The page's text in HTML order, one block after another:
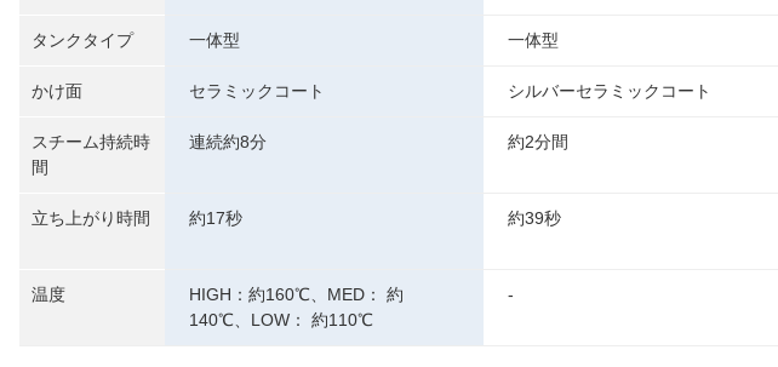
タンクタイプ
かけ面
スチーム持続時
間
立ち上がり時間
温度
一体型
セラミックコート
連続約8分
約17秒
HIGH：約160℃、MED： 約
140℃、LOW： 約110℃
一体型
シルバーセラミックコート
約2分間
約39秒
-